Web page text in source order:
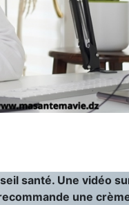
santé. Une vidéo